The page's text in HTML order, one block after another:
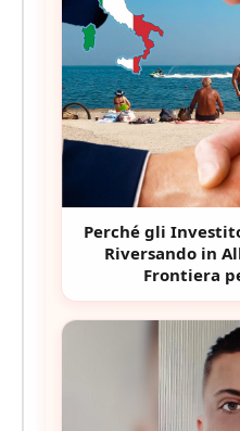
Perché gli
Riversando in
Frontiera